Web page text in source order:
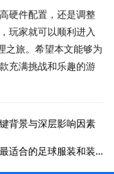
硬件配置，还是调整
玩家就可以顺利进入
之旅。希望本文能够为
充满挑战和乐趣的游
背景与深层影响因素
下一篇：如何根据个人需求与比赛类型选择最适合的足球服装和装备